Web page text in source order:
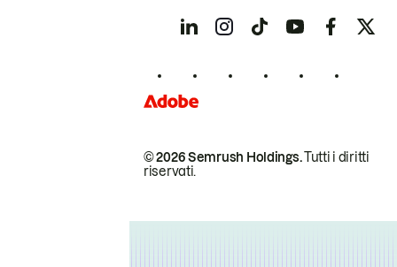
© 2026 Semrush Holdings.Tutti i diritti
riservati.